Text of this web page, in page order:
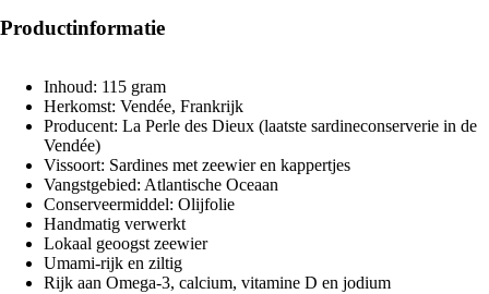
Productinformatie
Inhoud: 115 gram
Herkomst: Vendée, Frankrijk
Producent: La Perle des Dieux (laatste sardineconserverie in de
Vendée)
Vissoort: Sardines met zeewier en kappertjes
Vangstgebied: Atlantische Oceaan
Conserveermiddel: Olijfolie
Handmatig verwerkt
Lokaal geoogst zeewier
Umami-rijk en ziltig
Rijk aan Omega-3, calcium, vitamine D en jodium